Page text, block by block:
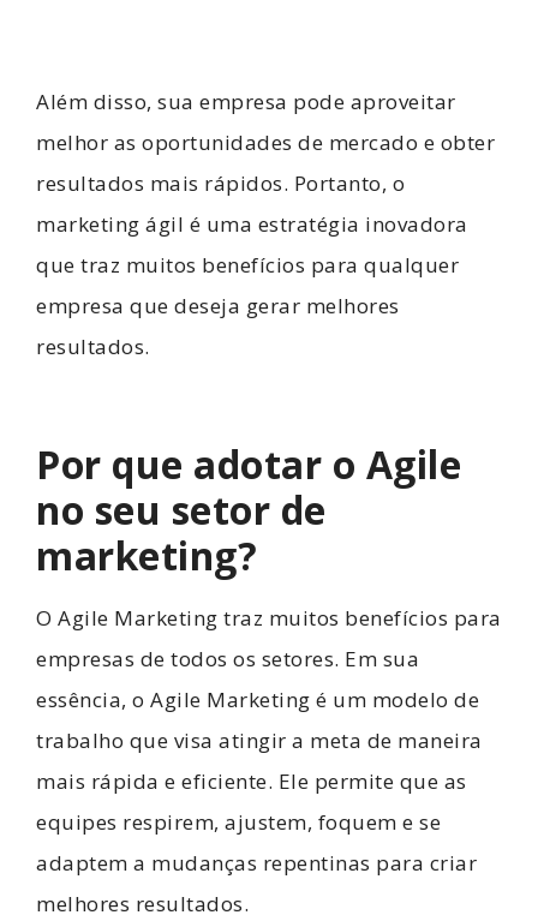
Além disso, sua empresa pode aproveitar
melhor as oportunidades de mercado e obter
resultados mais rápidos. Portanto, o
marketing ágil é uma estratégia inovadora
que traz muitos benefícios para qualquer
empresa que deseja gerar melhores
resultados.
Por que adotar o Agile
no seu setor de
marketing?
O Agile Marketing traz muitos benefícios para
empresas de todos os setores. Em sua
essência, o Agile Marketing é um modelo de
trabalho que visa atingir a meta de maneira
mais rápida e eficiente. Ele permite que as
equipes respirem, ajustem, foquem e se
adaptem a mudanças repentinas para criar
melhores resultados.